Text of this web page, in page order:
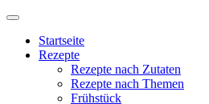
Startseite
Rezepte
Rezepte nach Zutaten
Rezepte nach Themen
Frühstück